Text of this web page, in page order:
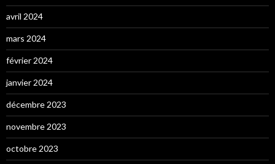
avril 2024
mars 2024
février 2024
janvier 2024
décembre 2023
novembre 2023
octobre 2023